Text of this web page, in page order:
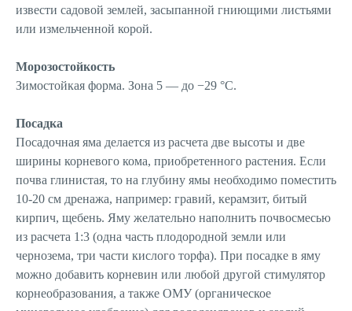
извести садовой землей, засыпанной гниющими листьями
или измельченной корой.
Морозостойкость
Зимостойкая форма. Зона 5 — до −29 °C.
Посадка
Посадочная яма делается из расчета две высоты и две
ширины корневого кома, приобретенного растения. Если
почва глинистая, то на глубину ямы необходимо поместить
10-20 см дренажа, например: гравий, керамзит, битый
кирпич, щебень. Яму желательно наполнить почвосмесью
из расчета 1:3 (одна часть плодородной земли или
чернозема, три части кислого торфа). При посадке в яму
можно добавить корневин или любой другой стимулятор
корнеобразования, а также ОМУ (органическое